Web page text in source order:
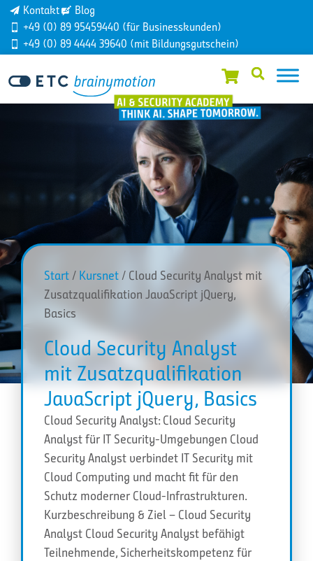
Kontakt
Blog
+49 (0) 89 95459440 (für Businesskunden)
+49 (0) 89 4444 39640 (mit Bildungsgutschein)
Start / Kursnet/ Cloud Security Analyst mit
Zusatzqualifikation JavaScript jQuery,
Basics
Cloud Security Analyst
mit Zusatzqualifikation
JavaScript jQuery, Basics
Cloud Security Analyst: Cloud Security
Analyst für IT Security-Umgebungen Cloud
Security Analyst verbindet IT Security mit
Cloud Computing und macht fit für den
Schutz moderner Cloud-Infrastrukturen.
Kurzbeschreibung & Ziel – Cloud Security
Analyst Cloud Security Analyst befähigt
Teilnehmende, Sicherheitskompetenz für